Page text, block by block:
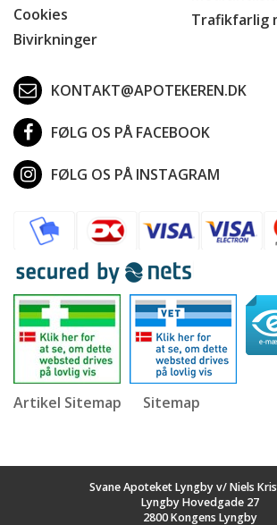
Cookies
Bivirkninger
Trafikfarlig
KONTAKT@APOTEKEREN.DK
FØLG OS PÅ FACEBOOK
FØLG OS PÅ INSTAGRAM
Artikel Sitemap Sitemap
Svane Apoteket Lyngby v/ Niels
Lyngby Hovedgade 27
2800 Kongens Lyngby